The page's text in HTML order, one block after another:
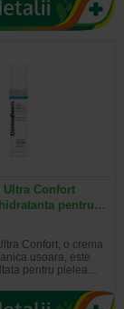
Ultra Confort
pentru…
Confort, o crema
usoara, este
pentru pielea…